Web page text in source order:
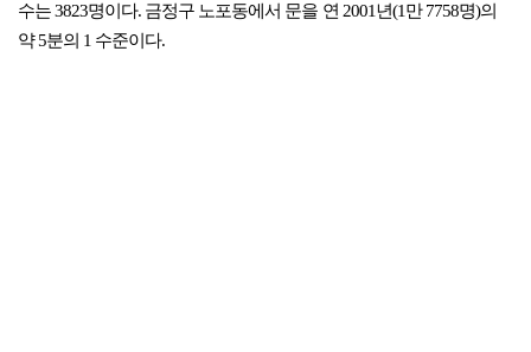
수는 3823명이다. 금정구 노포동에서 문을 연 2001년(1만 7758명)의
약 5분의 1 수준이다.